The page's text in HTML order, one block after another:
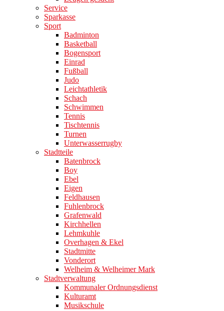
Service
Sparkasse
Sport
Badminton
Basketball
Bogensport
Einrad
Fußball
Judo
Leichtathletik
Schach
Schwimmen
Tennis
Tischtennis
Turnen
Unterwasserrugby
Stadtteile
Batenbrock
Boy
Ebel
Eigen
Feldhausen
Fuhlenbrock
Grafenwald
Kirchhellen
Lehmkuhle
Overhagen & Ekel
Stadtmitte
Vonderort
Welheim & Welheimer Mark
Stadtverwaltung
Kommunaler Ordnungsdienst
Kulturamt
Musikschule